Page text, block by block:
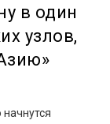
в один
узлов,